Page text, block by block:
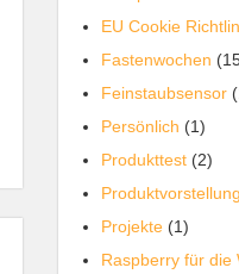
EU Cookie
Fastenwochen
Feinstaubsensor
Persönlich (1)
Produkttest (2)
Produktvorstellung
Projekte (1)
Raspberry für die